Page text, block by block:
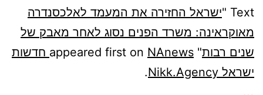
Text "
ישראל החזירה את המעמד לאלכסנדרה
מאוקראינה: משרד הפנים נסוג לאחר מאבק של
שנים רבות" appeared first on
NAnews חדשות
ישראל Nikk.Agency
.
…